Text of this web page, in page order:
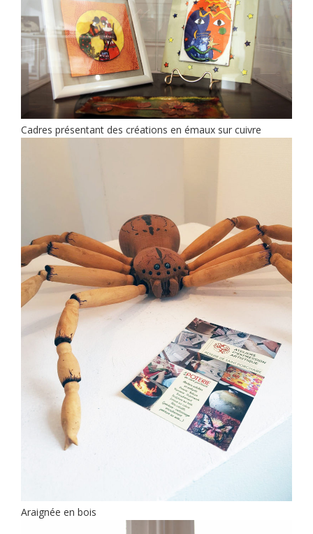
Cadres présentant des créations en émaux sur cuivre
Araignée en bois